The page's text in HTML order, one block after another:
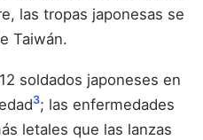
las tropas japonesas se
Taiwán.
soldados japoneses en
3; las enfermedades
letales que las lanzas